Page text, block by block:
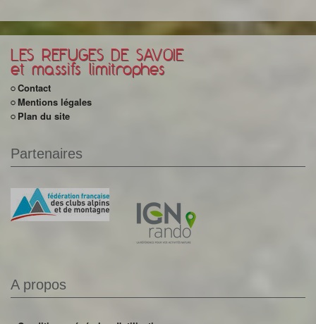
LES REFUGES DE SAVOIE
et massifs limitrophes
Contact
Mentions légales
Plan du site
Partenaires
A propos